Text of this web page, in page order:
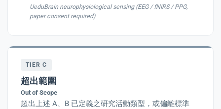
UeduBrain neurophysiological sensing (EEG / fNIRS / PPG,
paper consent required)
TIER C
超出範圍
Out of Scope
超出上述 A、B 已定義之研究活動類型，或偏離標準